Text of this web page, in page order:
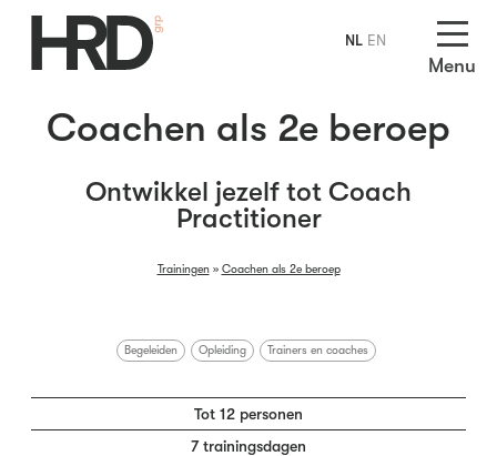
Menu
Coachen als 2e beroep
Ontwikkel jezelf tot Coach
Practitioner
Trainingen» Coachen als 2e beroep
Begeleiden Opleiding Trainers en coaches
Tot 12 personen
7 trainingsdagen
NL EN